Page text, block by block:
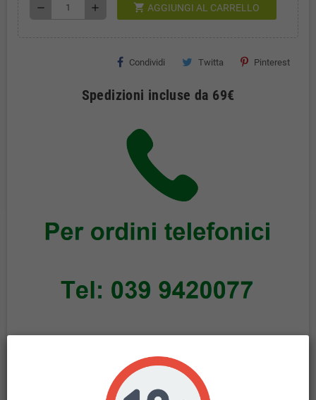
remove add shopping_cart AGGIUNGI AL CARRELLO
Condividi Twitta Pinterest
Spedizioni incluse da 69€